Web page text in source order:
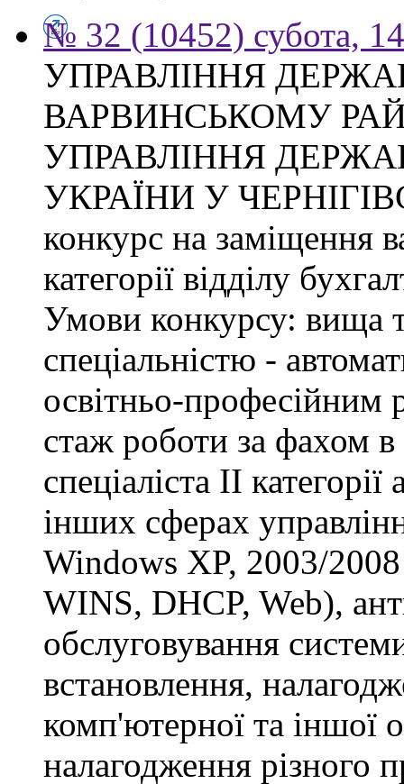
№ 32 (10452) субота,
УПРАВЛІННЯ
ВАРВИНСЬКОМУ
УПРАВЛІННЯ
УКРАЇНИ У
конкурс на заміщення
категорії відділу
Умови конкурсу: вища
спеціальністю -
освітньо-професійним
стаж роботи за фахом в
спеціаліста ІІ
інших сферах
Windows XP, 2003/
WINS, DHCP, Web),
обслуговування
встановлення,
комп'ютерної та іншої
налагодження різного